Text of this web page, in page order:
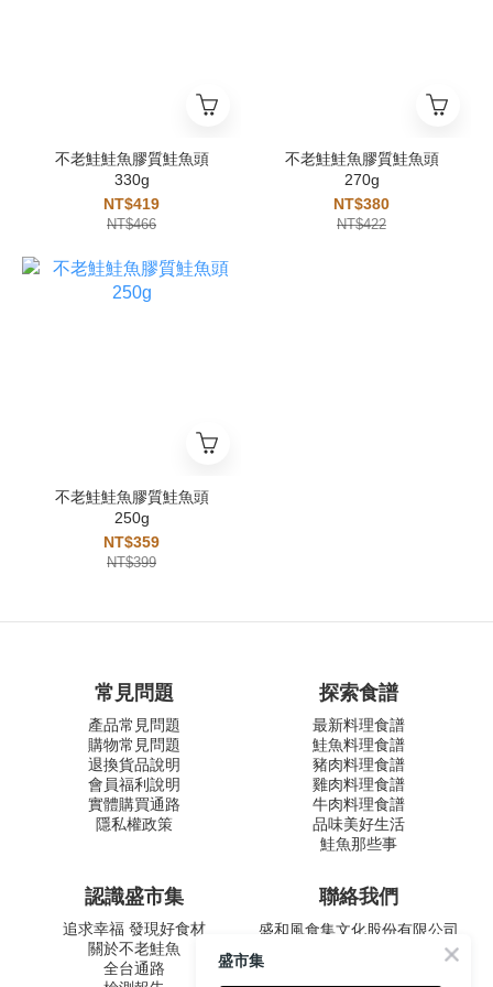
不老鮭鮭魚膠質鮭魚頭
330g
NT$419
NT$466
不老鮭鮭魚膠質鮭魚頭
270g
NT$380
NT$422
不老鮭鮭魚膠質鮭魚頭
250g
NT$359
NT$399
常見問題
產品常見問題
購物常見問題
退換貨品說明
會員福利說明
實體購買通路
隱私權政策
探索食譜
最新料理食譜
鮭魚料理食譜
豬肉料理食譜
雞肉料理食譜
牛肉料理食譜
品味美好生活
鮭魚那些事
認識盛市集
追求幸福 發現好食材
關於不老鮭魚
全台通路
聯絡我們
盛和風食集文化股份有限公司
周一至五 9:00-12:30 ∣ 13:30-
盛市集